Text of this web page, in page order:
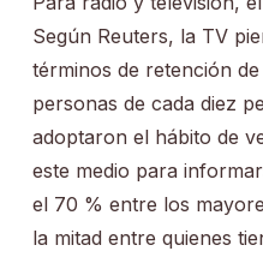
Según Reuters, la TV
términos de retención de
personas de cada diez
adoptaron el hábito de
este medio para
el 70 % entre los
la mitad entre quienes